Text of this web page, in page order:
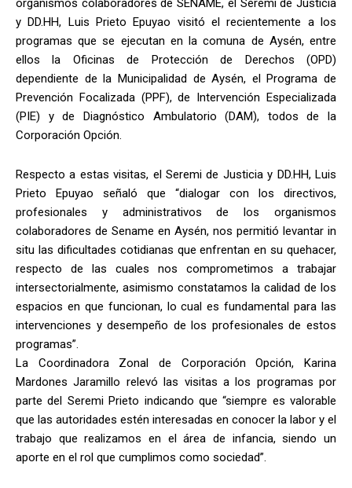
organismos colaboradores de SENAME, el Seremi de Justicia
y DD.HH, Luis Prieto Epuyao visitó el recientemente a los
programas que se ejecutan en la comuna de Aysén, entre
ellos la Oficinas de Protección de Derechos (OPD)
dependiente de la Municipalidad de Aysén, el Programa de
Prevención Focalizada (PPF), de Intervención Especializada
(PIE) y de Diagnóstico Ambulatorio (DAM), todos de la
Corporación Opción.
Respecto a estas visitas, el Seremi de Justicia y DD.HH, Luis
Prieto Epuyao señaló que “dialogar con los directivos,
profesionales y administrativos de los organismos
colaboradores de Sename en Aysén, nos permitió levantar in
situ las dificultades cotidianas que enfrentan en su quehacer,
respecto de las cuales nos comprometimos a trabajar
intersectorialmente, asimismo constatamos la calidad de los
espacios en que funcionan, lo cual es fundamental para las
intervenciones y desempeño de los profesionales de estos
programas”.
La Coordinadora Zonal de Corporación Opción, Karina
Mardones Jaramillo relevó las visitas a los programas por
parte del Seremi Prieto indicando que “siempre es valorable
que las autoridades estén interesadas en conocer la labor y el
trabajo que realizamos en el área de infancia, siendo un
aporte en el rol que cumplimos como sociedad”.